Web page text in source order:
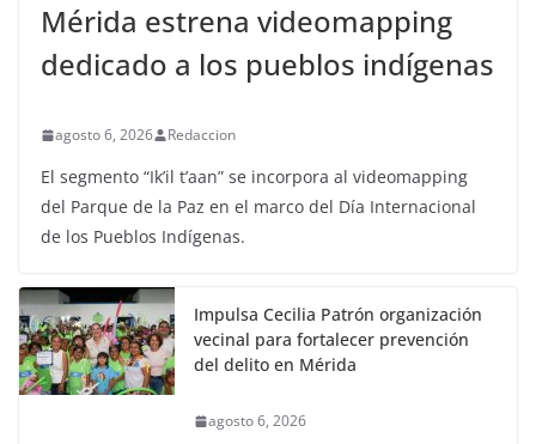
Mérida estrena videomapping
dedicado a los pueblos indígenas
agosto 6, 2026 Redaccion
El segmento “Ik’il t’aan” se incorpora al videomapping
del Parque de la Paz en el marco del Día Internacional
de los Pueblos Indígenas.
Impulsa Cecilia Patrón organización
vecinal para fortalecer prevención
del delito en Mérida
agosto 6, 2026